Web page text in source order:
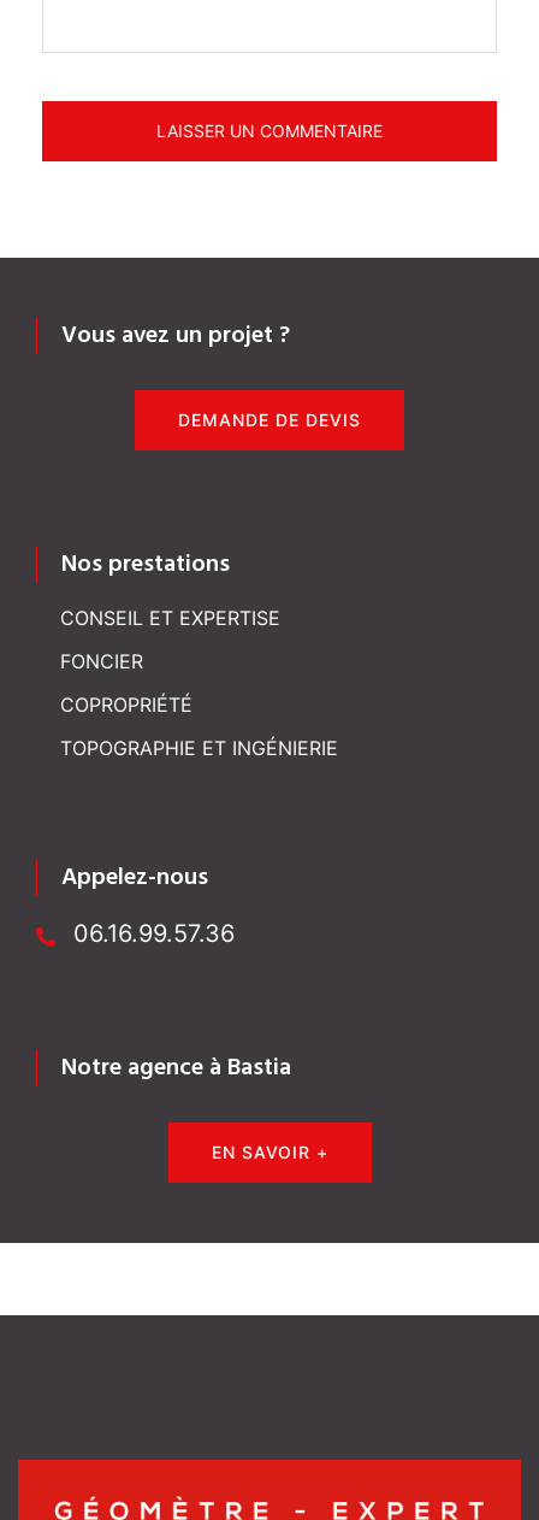
Vous avez un projet ?
DEMANDE DE DEVIS
Nos prestations
CONSEIL ET EXPERTISE
FONCIER
COPROPRIÉTÉ
TOPOGRAPHIE ET INGÉNIERIE
Appelez-nous
06.16.99.57.36
Notre agence à Bastia
EN SAVOIR +